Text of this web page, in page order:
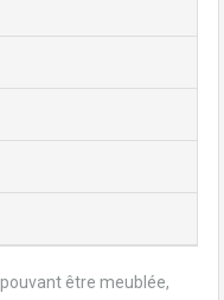
être meublée,